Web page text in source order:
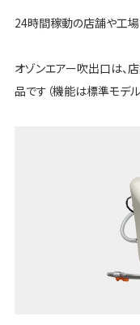
24時間稼動の店舗や工場
オゾンエアー吹出口は、
品です（機能は標準モデル